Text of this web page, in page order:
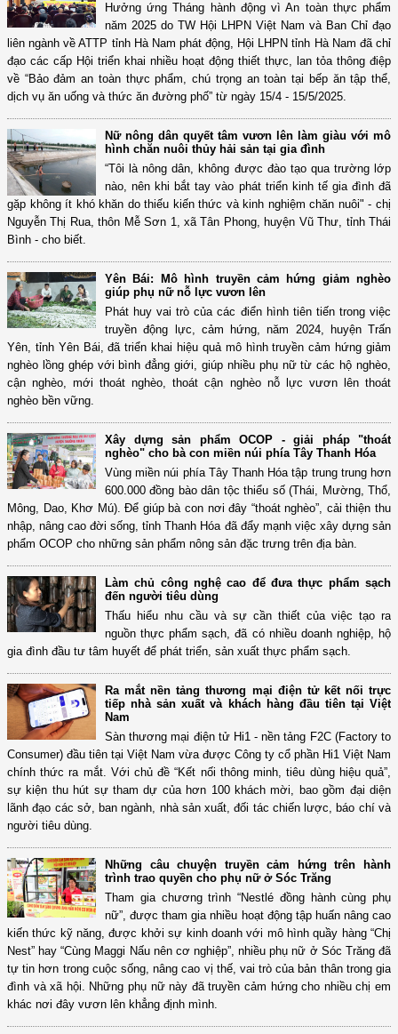
Hưởng ứng Tháng hành động vì An toàn thực phẩm
năm 2025 do TW Hội LHPN Việt Nam và Ban Chỉ đạo
liên ngành về ATTP tỉnh Hà Nam phát động, Hội LHPN tỉnh Hà Nam đã chỉ
đạo các cấp Hội triển khai nhiều hoạt động thiết thực, lan tỏa thông điệp
về “Bảo đảm an toàn thực phẩm, chú trọng an toàn tại bếp ăn tập thể,
dịch vụ ăn uống và thức ăn đường phố” từ ngày 15/4 - 15/5/2025.
Nữ nông dân quyết tâm vươn lên làm giàu với mô
hình chăn nuôi thủy hải sản tại gia đình
“Tôi là nông dân, không được đào tạo qua trường lớp
nào, nên khi bắt tay vào phát triển kinh tế gia đình đã
gặp không ít khó khăn do thiếu kiến thức và kinh nghiệm chăn nuôi" - chị
Nguyễn Thị Rua, thôn Mễ Sơn 1, xã Tân Phong, huyện Vũ Thư, tỉnh Thái
Bình - cho biết.
Yên Bái: Mô hình truyền cảm hứng giảm nghèo
giúp phụ nữ nỗ lực vươn lên
Phát huy vai trò của các điển hình tiên tiến trong việc
truyền động lực, cảm hứng, năm 2024, huyện Trấn
Yên, tỉnh Yên Bái, đã triển khai hiệu quả mô hình truyền cảm hứng giảm
nghèo lồng ghép với bình đẳng giới, giúp nhiều phụ nữ từ các hộ nghèo,
cận nghèo, mới thoát nghèo, thoát cận nghèo nỗ lực vươn lên thoát
nghèo bền vững.
Xây dựng sản phẩm OCOP - giải pháp "thoát
nghèo" cho bà con miền núi phía Tây Thanh Hóa
Vùng miền núi phía Tây Thanh Hóa tập trung trung hơn
600.000 đồng bào dân tộc thiểu số (Thái, Mường, Thổ,
Mông, Dao, Khơ Mú). Để giúp bà con nơi đây “thoát nghèo”, cải thiện thu
nhập, nâng cao đời sống, tỉnh Thanh Hóa đã đẩy mạnh việc xây dựng sản
phẩm OCOP cho những sản phẩm nông sản đặc trưng trên địa bàn.
Làm chủ công nghệ cao để đưa thực phẩm sạch
đến người tiêu dùng
Thấu hiểu nhu cầu và sự cần thiết của việc tạo ra
nguồn thực phẩm sạch, đã có nhiều doanh nghiệp, hộ
gia đình đầu tư tâm huyết để phát triển, sản xuất thực phẩm sạch.
Ra mắt nền tảng thương mại điện tử kết nối trực
tiếp nhà sản xuất và khách hàng đầu tiên tại Việt
Nam
Sàn thương mại điện tử Hi1 - nền tảng F2C (Factory to
Consumer) đầu tiên tại Việt Nam vừa được Công ty cổ phần Hi1 Việt Nam
chính thức ra mắt. Với chủ đề “Kết nối thông minh, tiêu dùng hiệu quả”,
sự kiện thu hút sự tham dự của hơn 100 khách mời, bao gồm đại diện
lãnh đạo các sở, ban ngành, nhà sản xuất, đối tác chiến lược, báo chí và
người tiêu dùng.
Những câu chuyện truyền cảm hứng trên hành
trình trao quyền cho phụ nữ ở Sóc Trăng
Tham gia chương trình “Nestlé đồng hành cùng phụ
nữ”, được tham gia nhiều hoạt động tập huấn nâng cao
kiến thức kỹ năng, được khởi sự kinh doanh với mô hình quầy hàng “Chị
Nest” hay “Cùng Maggi Nấu nên cơ nghiệp”, nhiều phụ nữ ở Sóc Trăng đã
tự tin hơn trong cuộc sống, nâng cao vị thế, vai trò của bản thân trong gia
đình và xã hội. Những phụ nữ này đã truyền cảm hứng cho nhiều chị em
khác nơi đây vươn lên khẳng định mình.